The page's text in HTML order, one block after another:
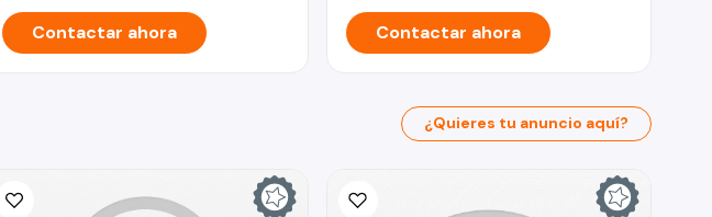
Contactar ahora Contactar ahora
¿Quieres tu anuncio aquí?